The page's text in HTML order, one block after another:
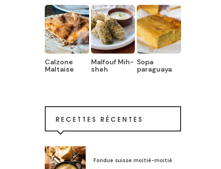
Calzone
Maltaise
Malfouf Mih-
sheh
Sopa
paraguaya
RECETTES RÉCENTES
Fondue suisse moitié-moitié